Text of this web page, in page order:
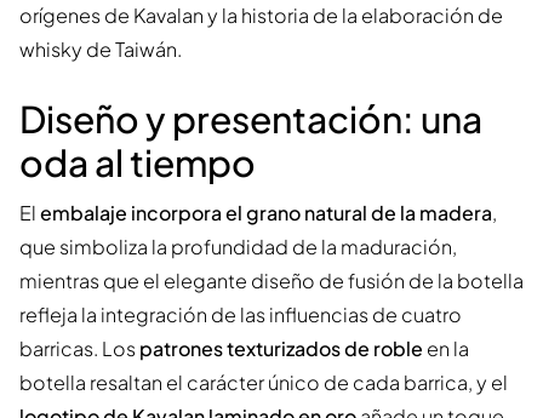
orígenes de Kavalan y la historia de la elaboración de
whisky de Taiwán.
Diseño y presentación: una
oda al tiempo
Elembalaje incorpora el grano natural de la madera,
que simboliza la profundidad de la maduración,
mientras que el elegante diseño de fusión de la botella
refleja la integración de las influencias de cuatro
barricas. Lospatrones texturizados de roble en la
botella resaltan el carácter único de cada barrica, y el